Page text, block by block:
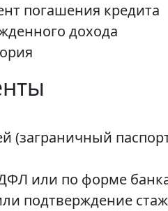
погашения кредита
дохода
(заграничный
или по форме
подтверждение